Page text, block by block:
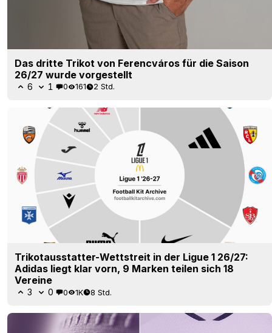
Das dritte Trikot von Ferencváros für die Saison
26/27 wurde vorgestellt
6 1 0 161 2 Std.
Trikotausstatter-Wettstreit in der Ligue 1 26/27:
Adidas liegt klar vorn, 9 Marken teilen sich 18
Vereine
3 0 0 1K 8 Std.